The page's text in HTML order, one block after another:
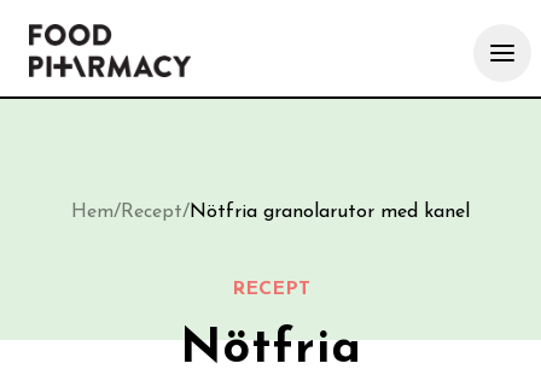
Hem/Recept/Nötfria granolarutor med kanel
RECEPT
Nötfria